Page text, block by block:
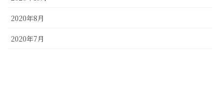
2020年8月
2020年7月